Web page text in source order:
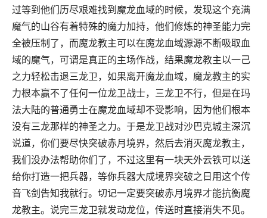
过等到他们历尽艰难找到魔龙血域的时候，发现这个充满
魔气的山谷有着特殊的魔力加持，他们修炼的神圣能力完
全被压制了，而魔龙教主可以在魔龙血域源源不断吸取血
域的魔气，可谓是真正的主场作战，结果魔龙教主以一己
之力轻松击退三龙卫，如果离开魔龙血域，魔龙教主的实
力根本赢不了任何一位龙卫战士，三龙卫不行，但是在玛
法大陆的普通勇士在魔龙血域却不受影响，因为他们根本
没有三龙那样的神圣之力。于是龙卫战对沙巴克城主深沉
说道，你们要尽快突破赤月境界，然后去消灭魔龙教主，
我们没办法帮助你们了，不过这里有一块天外云铁可以送
给你打造一把兵器，等你兵器大成境界突破之日用这个传
音飞剑告知我就行。切记一定要突破赤月境界才能抗衡魔
龙教主。说完三龙卫就发动龙位，传送时直接消失不见。